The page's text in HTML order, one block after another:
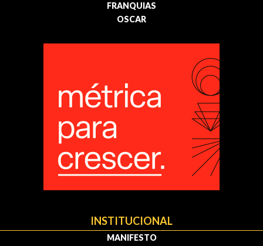
FRANQUIAS
OSCAR
INSTITUCIONAL
MANIFESTO